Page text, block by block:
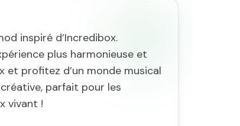
inspiré d’Incredibox.
plus harmonieuse et
et profitez d’un monde musical
parfait pour les
vivant !